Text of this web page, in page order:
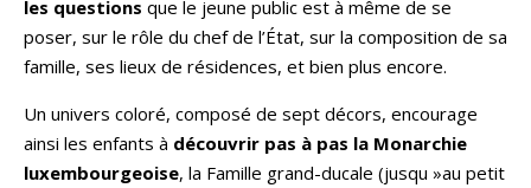
les questions que le jeune public est à même de se
poser, sur le rôle du chef de l’État, sur la composition de sa
famille, ses lieux de résidences, et bien plus encore.
Un univers coloré, composé de sept décors, encourage
ainsi les enfants à découvrir pas à pas la Monarchie
luxembourgeoise, la Famille grand-ducale (jusqu »au petit